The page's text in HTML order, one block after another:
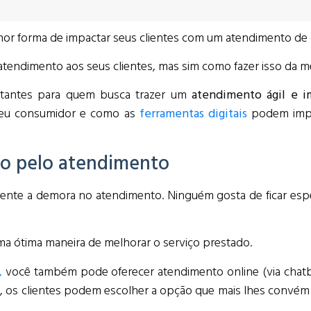
forma de impactar seus clientes com um atendimento
aos seus clientes, mas sim como fazer isso da
para quem busca trazer um atendimento ágil e
consumidor e como as ferramentas digitaispodem
pelo atendimento
a demora no atendimento. Ninguém gosta de ficar
ótima maneira de melhorar o serviço prestado.
você também pode oferecer atendimento online (via
clientes podem escolher a opção que mais lhes